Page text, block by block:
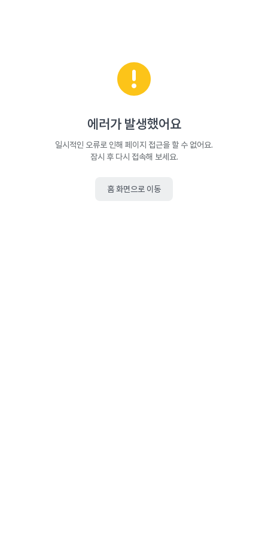
에러가 발생했어요
일시적인 오류로 인해 페이지 접근을 할 수 없어요.
잠시 후 다시 접속해 보세요.
홈 화면으로 이동